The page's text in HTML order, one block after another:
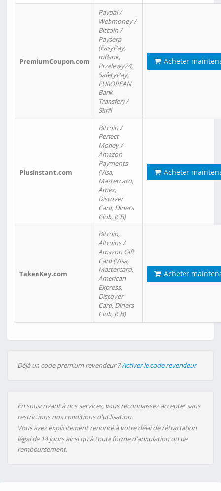
PremiumCoupon.com
Paypal /
Webmoney /
Bitcoin /
Paysera
(EasyPay,
mBank,
Przelewy24,
SafetyPay,
EUROPEAN
Bank
Transfer) /
Skrill
Acheter
PlusInstant.com
Bitcoin /
Perfect
Money /
Amazon
Payments
(Visa,
Mastercard,
Amex,
Discover
Card, Diners
Club, JCB)
Acheter
TakenKey.com
Bitcoin,
Altcoins /
Amazon Gift
Card (Visa,
Mastercard,
American
Express,
Discover
Card, Diners
Club, JCB)
Acheter
Déjà un code premium revendeur ?Activer le code revendeur
En souscrivant à nos services, vous reconnaissez accepter sans
restrictions nos conditions d'utilisation.
Vous avez explicitement renoncé à votre délai de rétractation
légal de 14 jours ainsi qu'à toute forme d'annulation ou de
remboursement.